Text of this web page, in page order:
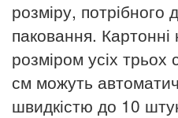
розміру, потрібного
паковання. Картонні
розміром усіх трьох
см можуть
швидкістю до 10